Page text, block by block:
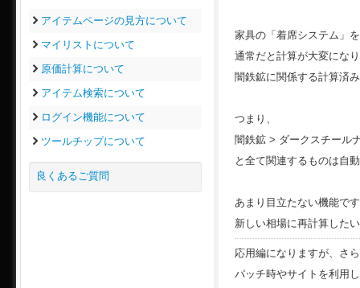
アイテムページの見方について
マイリストについて
原価計算について
アイテム検索について
ログイン機能について
ツールチップについて
良くあるご質問
家具の「着席システム」
通常だと計算が大変にな
闇鉄鉱に関係する計算済
つまり、
闇鉄鉱 > ダークスチール
と全て関連するものは自
あまり目立たない機能で
新しい相場に再計算した
応用編になりますが、さ
パッチ時やサイトを利用